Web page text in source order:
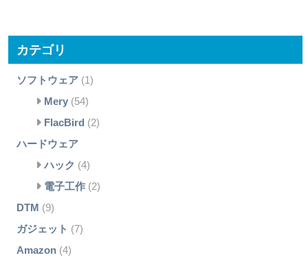
カテゴリ
ソフトウェア(1)
Mery(54)
FlacBird (2)
ハードウェア
ハック (4)
電子工作(2)
DTM (9)
ガジェット (7)
Amazon(4)